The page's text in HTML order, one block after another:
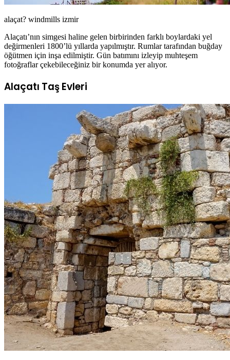
alaçat? windmills izmir
Alaçatı’nın simgesi haline gelen birbirinden farklı boylardaki yel
değirmenleri 1800’lü yıllarda yapılmıştır. Rumlar tarafından buğday
öğütmen için inşa edilmiştir. Gün batımını izleyip muhteşem
fotoğraflar çekebileceğiniz bir konumda yer alıyor.
Alaçatı Taş Evleri